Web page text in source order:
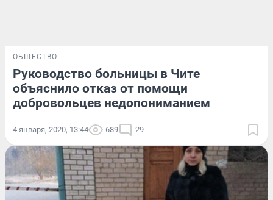
ОБЩЕСТВО
Руководство больницы в Чите
объяснило отказ от помощи
добровольцев недопониманием
4 января, 2020, 13:44 689 29